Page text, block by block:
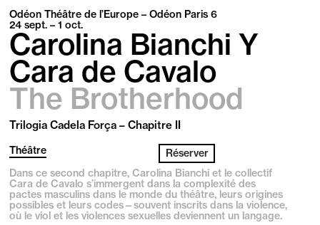
Odéon Théâtre de l’Europe – Odéon Paris 6
24sept. – 1oct.
Carolina Bianchi Y
Cara de Cavalo
The Brotherhood
Trilogia Cadela Força – Chapitre II
Théâtre
Réserver
Dans ce second chapitre, Carolina Bianchi et le collectif
Cara de Cavalo s’immergent dans la complexité des
pactes masculins dans le monde du théâtre, leurs origines
possibles et leurs codes—souvent inscrits dans la violence,
où le viol et les violences sexuelles deviennent un langage.